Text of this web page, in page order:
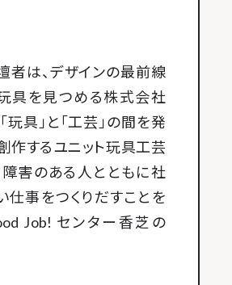
者は、デザインの最前線
具を見つめる株式会社
玩具」と「工芸」の間を発
作するユニット玩具工芸
障害のある人とともに社
仕事をつくりだすことを
Job! センター香芝の